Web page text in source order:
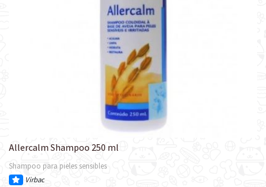
Allercalm Shampoo 250 ml
Shampoo para pieles sensibles
Virbac